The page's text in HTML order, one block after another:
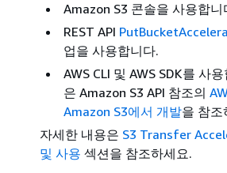
Amazon S3 콘솔을 사용합니
REST API
업을 사용합니다.
AWS CLI 및 AWS SDK를 사
은 Amazon S3 API 참조의
Amazon S3에서 개발을 참조
자세한 내용은 S3 Transfer
및 사용 섹션을 참조하세요.